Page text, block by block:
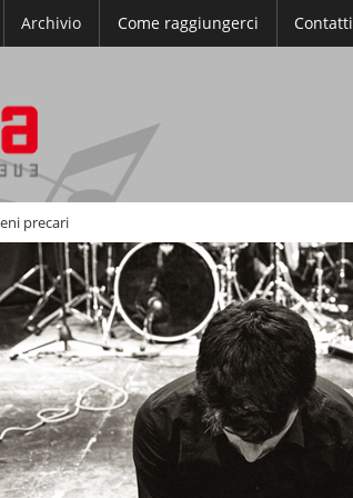
Archivio Come raggiungerci Contatti
precari